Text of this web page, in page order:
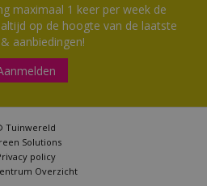
maximaal 1 keer per week de
op de hoogte van de laatste
aanbiedingen!
Tuinwereld
Solutions
policy
Overzicht